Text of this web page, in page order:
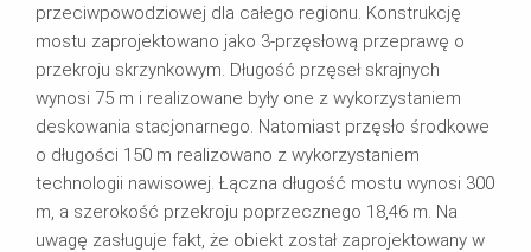
przeciwpowodziowej dla całego regionu. Konstrukcję
mostu zaprojektowano jako 3-przęsłową przeprawę o
przekroju skrzynkowym. Długość przęseł skrajnych
wynosi 75 m i realizowane były one z wykorzystaniem
deskowania stacjonarnego. Natomiast przęsło środkowe
o długości 150 m realizowano z wykorzystaniem
technologii nawisowej. Łączna długość mostu wynosi 300
m, a szerokość przekroju poprzecznego 18,46 m. Na
uwagę zasługuje fakt, że obiekt został zaprojektowany w